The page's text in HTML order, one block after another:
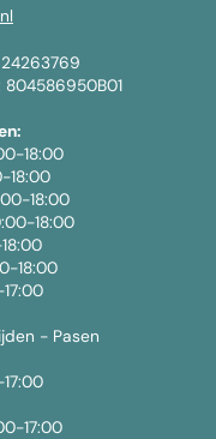
804586950B01
18:00
18:00
18:00
18:00
18:00
- Pasen
17:00